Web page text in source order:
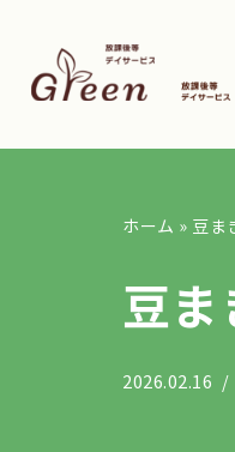
ン
ホーム » 豆ま
豆
2026.02.16